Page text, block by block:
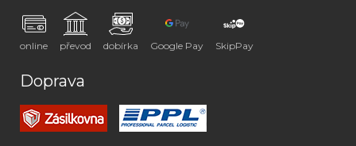
online převod dobírka Google Pay SkipPay
Doprava